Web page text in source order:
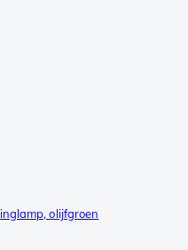
olijfgroen